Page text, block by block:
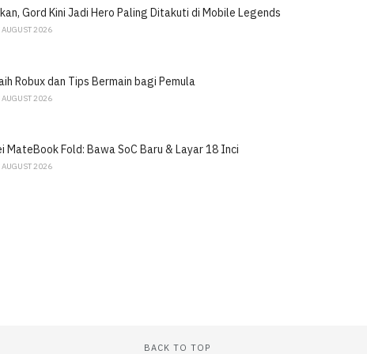
Gord Kini Jadi Hero Paling Ditakuti di Mobile Legends
AUGUST 2026
Robux dan Tips Bermain bagi Pemula
AUGUST 2026
MateBook Fold: Bawa SoC Baru & Layar 18 Inci
AUGUST 2026
BACK TO TOP